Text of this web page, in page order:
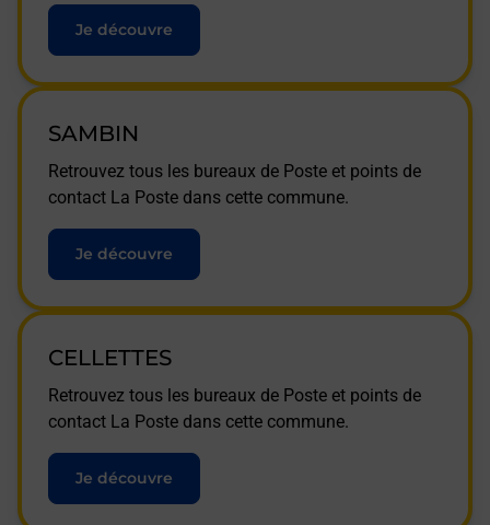
Je découvre
SAMBIN
Retrouvez tous les bureaux de Poste et points de
contact La Poste dans cette commune.
Je découvre
CELLETTES
Retrouvez tous les bureaux de Poste et points de
contact La Poste dans cette commune.
Je découvre